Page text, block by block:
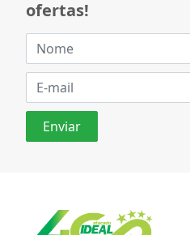
ofertas!